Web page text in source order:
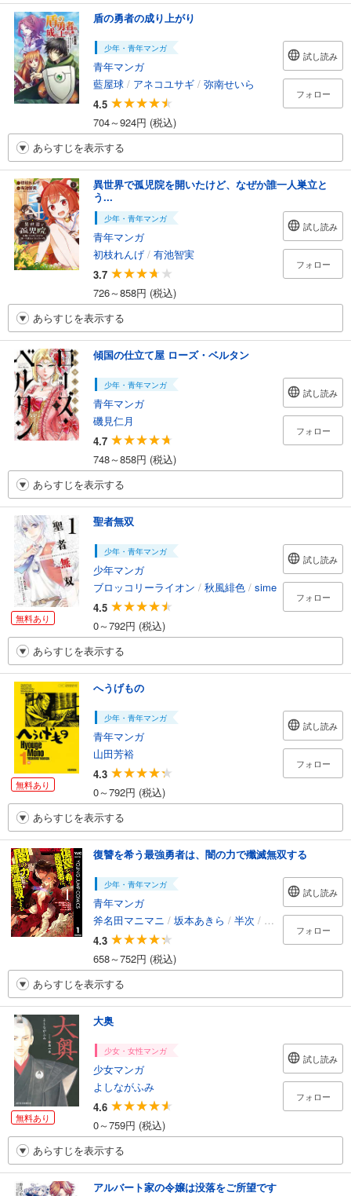
盾の勇者の成り上がり
少年・青年マンガ
青年マンガ
藍屋球 / アネコユサギ / 弥南せいら
4.5
704～924円 (税込)
試し読み
フォロー
あらすじを表示する
異世界で孤児院を開いたけど、なぜか誰一人巣立と
う...
少年・青年マンガ
青年マンガ
初枝れんげ / 有池智実
3.7
726～858円 (税込)
試し読み
フォロー
あらすじを表示する
傾国の仕立て屋 ローズ・ベルタン
少年・青年マンガ
青年マンガ
磯見仁月
4.7
748～858円 (税込)
試し読み
フォロー
あらすじを表示する
無料あり
聖者無双
少年・青年マンガ
少年マンガ
ブロッコリーライオン / 秋風緋色 / sime
4.5
0～792円 (税込)
試し読み
フォロー
あらすじを表示する
無料あり
へうげもの
少年・青年マンガ
青年マンガ
山田芳裕
4.3
0～792円 (税込)
試し読み
フォロー
あらすじを表示する
復讐を希う最強勇者は、闇の力で殲滅無双する
少年・青年マンガ
青年マンガ
斧名田マニマニ / 坂本あきら / 半次 / 荒野
4.3
658～752円 (税込)
試し読み
フォロー
あらすじを表示する
無料あり
大奥
少女・女性マンガ
少女マンガ
よしながふみ
4.6
0～759円 (税込)
試し読み
フォロー
あらすじを表示する
アルバート家の令嬢は没落をご所望です